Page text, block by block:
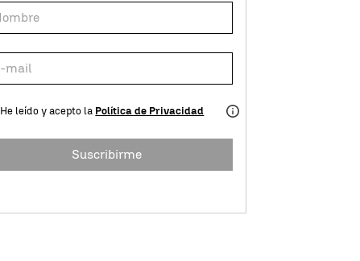
He leído y acepto la Política de Privacidad
Suscribirme